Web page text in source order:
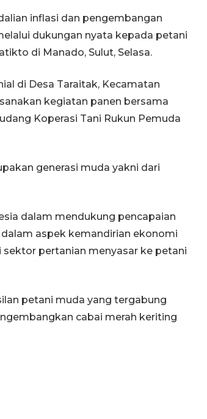
inflasi dan pengembangan
dukungan nyata kepada petani
di Manado, Sulut, Selasa.
di Desa Taraitak, Kecamatan
kegiatan panen bersama
Koperasi Tani Rukun Pemuda
generasi muda yakni dari
dalam mendukung pencapaian
aspek kemandirian ekonomi
pertanian menyasar ke petani
petani muda yang tergabung
cabai merah keriting